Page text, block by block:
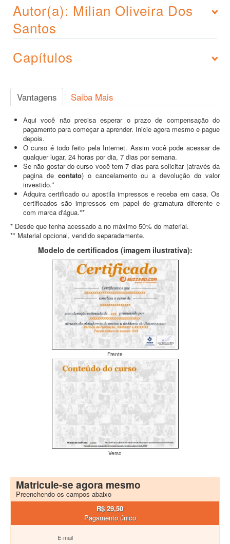
Autor(a): Milian Oliveira Dos
Santos
Capítulos
Vantagens Saiba Mais
Aqui você não precisa esperar o prazo de compensação do
pagamento para começar a aprender. Inicie agora mesmo e pague
depois.
O curso é todo feito pela Internet. Assim você pode acessar de
qualquer lugar, 24 horas por dia, 7 dias por semana.
Se não gostar do curso você tem 7 dias para solicitar (através da
pagina de contato) o cancelamento ou a devolução do valor
investido.*
Adquira certificado ou apostila impressos e receba em casa. Os
certificados são impressos em papel de gramatura diferente e
com marca d'água.**
* Desde que tenha acessado a no máximo 50% do material.
** Material opcional, vendido separadamente.
Modelo de certificados (imagem ilustrativa):
Frente
Verso
Matricule-se agora mesmo
Preenchendo os campos abaixo
R$ 29,50
Pagamento único
E-mail